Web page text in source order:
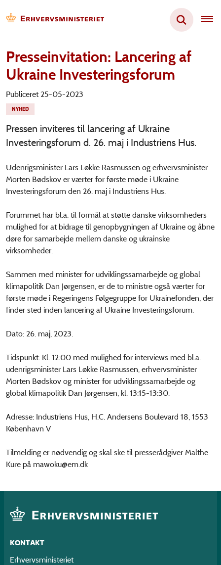
Presseinvitation: Lancering af
Ukraine Investeringsforum
Publiceret 25-05-2023
NYHED
Pressen inviteres til lancering af Ukraine
Investeringsforum d. 26. maj i Industriens Hus.
Udenrigsminister Lars Løkke Rasmussen og erhvervsminister
Morten Bødskov er værter for første møde i Ukraine
Investeringsforum den 26. maj i Industriens Hus.
Forummet har bl.a. til formål at støtte danske virksomheders
mulighed for at bidrage til genopbygningen af Ukraine og åbne
døre for samarbejde mellem danske og ukrainske
virksomheder.
Sammen med minister for udviklingssamarbejde og global
klimapolitik Dan Jørgensen, er de to ministre også værter for
første møde i Regeringens Følgegruppe for Ukrainefonden, der
finder sted inden lancering af Ukraine Investeringsforum.
Dato: 26. maj, 2023.
Tidspunkt: Kl. 12:00 med mulighed for interviews med bl.a.
udenrigsminister Lars Løkke Rasmussen, erhvervsminister
Morten Bødskov og minister for udviklingssamarbejde og
global klimapolitik Dan Jørgensen, kl. 13:15-13:30.
Adresse: Industriens Hus, H.C. Andersens Boulevard 18, 1553
København V
Tilmelding er nødvendig og skal ske til presserådgiver Malthe
Kure på mawoku@em.dk
KONTAKT
Erhvervsministeriet